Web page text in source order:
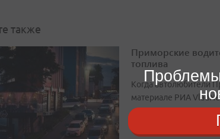
также
Приморские
топлива
Когда автолюбители
материале РИА